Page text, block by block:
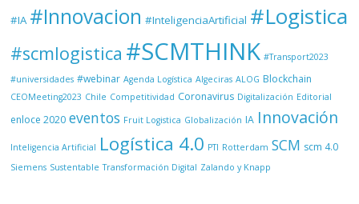
#IA #Innovacion #InteligenciaArtificial #Logistica
#scmlogistica #SCMTHINK #Transport2023
#universidades #webinar Agenda Logística Algeciras ALOG Blockchain
CEOMeeting2023 Chile Competitividad Coronavirus Digitalización Editorial
enloce 2020 eventos Fruit Logistica Globalización IA Innovación
Inteligencia Artificial Logística 4.0 PTI Rotterdam SCM scm 4.0
Siemens Sustentable Transformación Digital Zalando y Knapp